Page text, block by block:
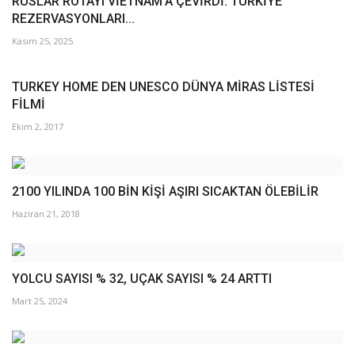
REZERVASYONLARI...
Kasım 25, 2025
TURKEY HOME DEN UNESCO DÜNYA MİRAS LİSTESİ
FİLMİ
Ekim 2, 2017
2100 YILINDA 100 BİN KİŞİ AŞIRI SICAKTAN ÖLEBİLİR
Haziran 21, 2018
YOLCU SAYISI % 32, UÇAK SAYISI % 24 ARTTI
Mart 25, 2024